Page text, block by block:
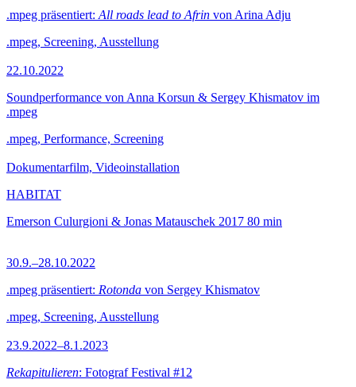
.mpeg präsentiert: All roads lead to Afrin von Arina Adju
.mpeg, Screening, Ausstellung
22.10.2022
Soundperformance von Anna Korsun & Sergey Khismatov im
.mpeg
.mpeg, Performance, Screening
Dokumentarfilm, Videoinstallation
HABITAT
Emerson Culurgioni & Jonas Matauschek 2017 80 min
30.9.–28.10.2022
.mpeg präsentiert: Rotonda von Sergey Khismatov
.mpeg, Screening, Ausstellung
23.9.2022–8.1.2023
Rekapitulieren: Fotograf Festival #12